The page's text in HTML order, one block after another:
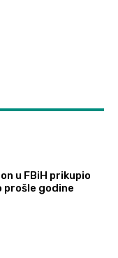
u FBiH prikupio
prošle godine